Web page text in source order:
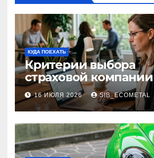
КУДА ПОЕХАТЬ
Критерии выбора
страховой компании
году: надежность и
реальные отзывы о
выплатах
16 ИЮЛЯ 2026 SIB_ECOMETAL